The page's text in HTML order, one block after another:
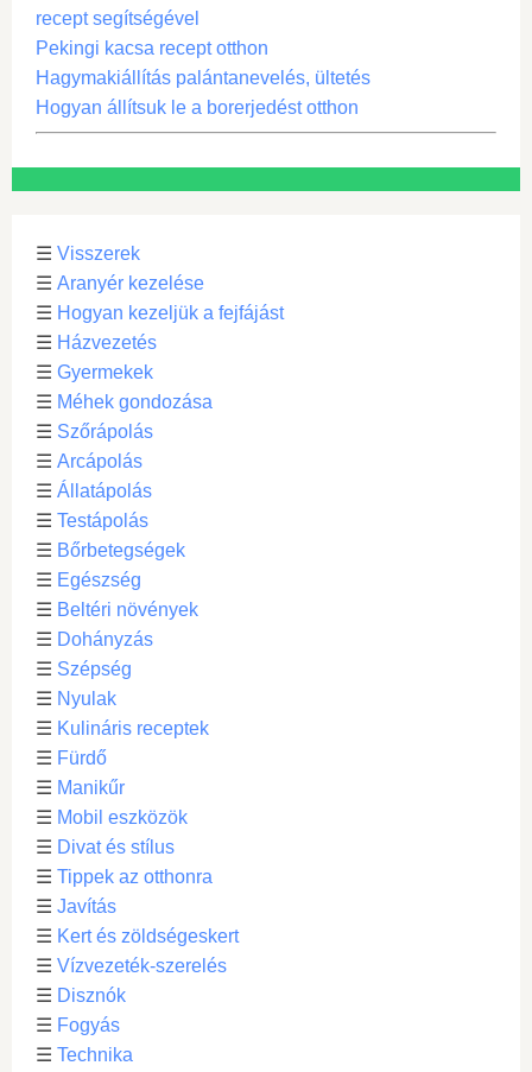
recept segítségével
Pekingi kacsa recept otthon
Hagymakiállítás palántanevelés, ültetés
Hogyan állítsuk le a borerjedést otthon
☰ Visszerek
☰ Aranyér kezelése
☰ Hogyan kezeljük a fejfájást
☰ Házvezetés
☰ Gyermekek
☰ Méhek gondozása
☰ Szőrápolás
☰ Arcápolás
☰ Állatápolás
☰ Testápolás
☰ Bőrbetegségek
☰ Egészség
☰ Beltéri növények
☰ Dohányzás
☰ Szépség
☰ Nyulak
☰ Kulináris receptek
☰ Fürdő
☰ Manikűr
☰ Mobil eszközök
☰ Divat és stílus
☰ Tippek az otthonra
☰ Javítás
☰ Kert és zöldségeskert
☰ Vízvezeték-szerelés
☰ Disznók
☰ Fogyás
☰ Technika